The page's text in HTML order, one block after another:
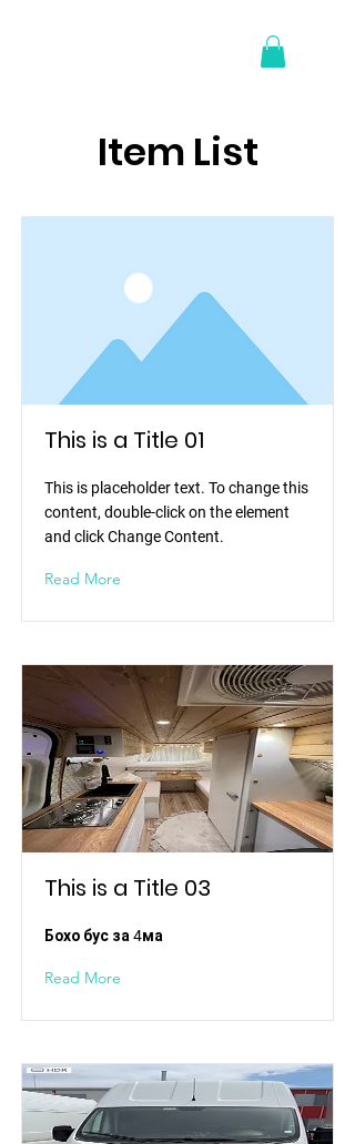
Item List
This is a Title 01
This is placeholder text. To change this
content, double-click on the element
and click Change Content.
Read More
This is a Title 03
Бохо бус за 4ма
Read More